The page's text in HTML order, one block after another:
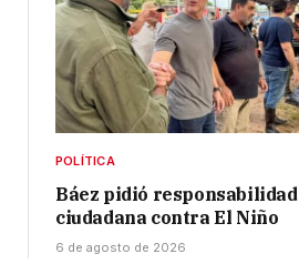
POLÍTICA
Báez pidió responsabilidad
ciudadana contra El Niño
6 de agosto de 2026